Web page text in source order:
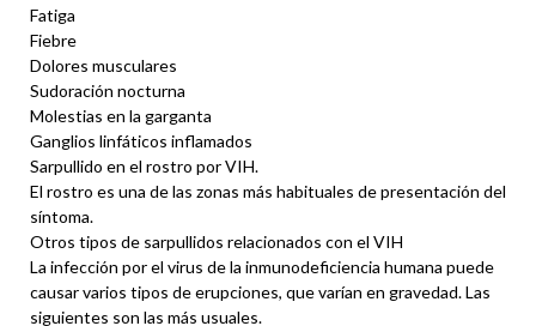
Fatiga
Fiebre
Dolores musculares
Sudoración nocturna
Molestias en la garganta
Ganglios linfáticos inflamados
Sarpullido en el rostro por VIH.
El rostro es una de las zonas más habituales de presentación del
síntoma.
Otros tipos de sarpullidos relacionados con el VIH
La infección por el virus de la inmunodeficiencia humana puede
causar varios tipos de erupciones, que varían en gravedad. Las
siguientes son las más usuales.